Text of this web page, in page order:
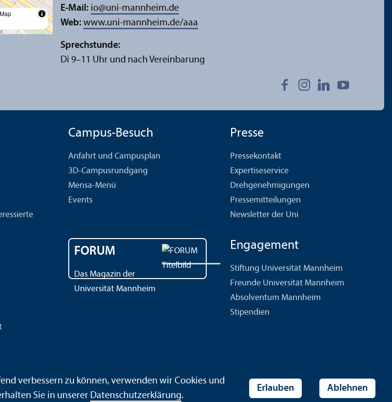
E-Mail: io@uni-mannheim.de
Web: www.uni-mannheim.de/aaa
Sprechstunde:
Di 9–11 Uhr und nach Vereinbarung
Campus-Besuch
Anfahrt und Campusplan
3D-Campusrundgang
Mensa-Menü
Events
Presse
Pressekontakt
Expertiseservice
Drehgenehmigungen
Pressemitteilungen
Newsletter der Uni
FORUM
Das Magazin der
Universität Mannheim
Engagement
Stiftung Universität Mannheim
Freunde Universität Mannheim
Absolventum Mannheim
Stipendien
verbessern zu können, verwenden wir Cookies und
Sie in unserer Datenschutz­erklärung.
Erlauben Ablehnen